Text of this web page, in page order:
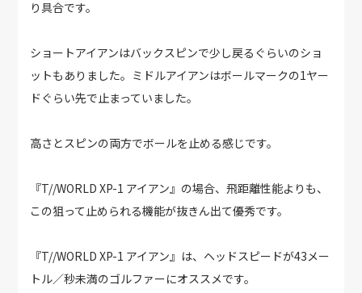
り具合です。
ショートアイアンはバックスピンで少し戻るぐらいのショ
ットもありました。ミドルアイアンはボールマークの1ヤー
ドぐらい先で止まっていました。
高さとスピンの両方でボールを止める感じです。
『T//WORLD XP-1 アイアン』の場合、飛距離性能よりも、
この狙って止められる機能が抜きん出て優秀です。
『T//WORLD XP-1 アイアン』は、ヘッドスピードが43メー
トル／秒未満のゴルファーにオススメです。